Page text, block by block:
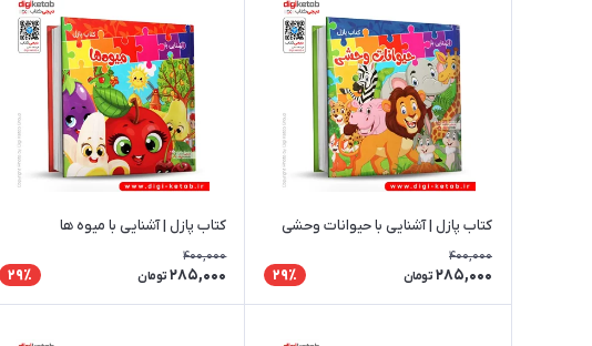
کتاب پازل | آشنایی با حیوانات وحشی
400,000
285,000 تومان 29٪
کتاب پازل | آشنایی با میوه ها
400,000
285,000 تومان 29٪